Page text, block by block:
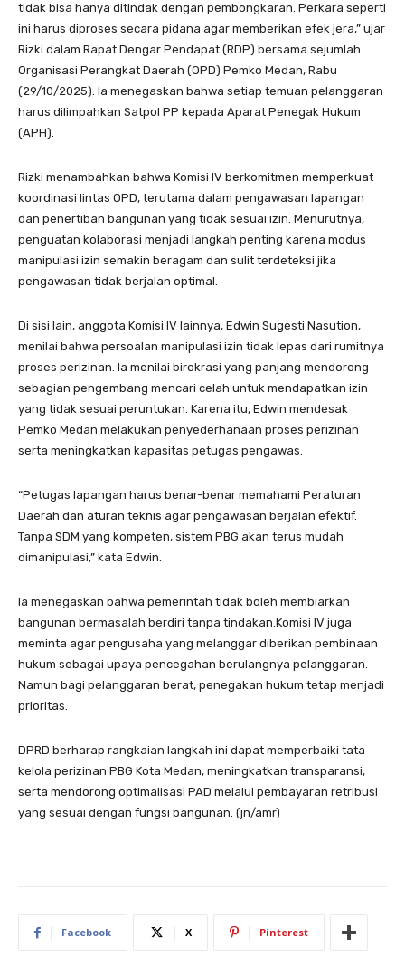
tidak bisa hanya ditindak dengan pembongkaran. Perkara seperti
ini harus diproses secara pidana agar memberikan efek jera,” ujar
Rizki dalam Rapat Dengar Pendapat (RDP) bersama sejumlah
Organisasi Perangkat Daerah (OPD) Pemko Medan, Rabu
(29/10/2025). Ia menegaskan bahwa setiap temuan pelanggaran
harus dilimpahkan Satpol PP kepada Aparat Penegak Hukum
(APH).
Rizki menambahkan bahwa Komisi IV berkomitmen memperkuat
koordinasi lintas OPD, terutama dalam pengawasan lapangan
dan penertiban bangunan yang tidak sesuai izin. Menurutnya,
penguatan kolaborasi menjadi langkah penting karena modus
manipulasi izin semakin beragam dan sulit terdeteksi jika
pengawasan tidak berjalan optimal.
Di sisi lain, anggota Komisi IV lainnya, Edwin Sugesti Nasution,
menilai bahwa persoalan manipulasi izin tidak lepas dari rumitnya
proses perizinan. Ia menilai birokrasi yang panjang mendorong
sebagian pengembang mencari celah untuk mendapatkan izin
yang tidak sesuai peruntukan. Karena itu, Edwin mendesak
Pemko Medan melakukan penyederhanaan proses perizinan
serta meningkatkan kapasitas petugas pengawas.
“Petugas lapangan harus benar-benar memahami Peraturan
Daerah dan aturan teknis agar pengawasan berjalan efektif.
Tanpa SDM yang kompeten, sistem PBG akan terus mudah
dimanipulasi,” kata Edwin.
Ia menegaskan bahwa pemerintah tidak boleh membiarkan
bangunan bermasalah berdiri tanpa tindakan.Komisi IV juga
meminta agar pengusaha yang melanggar diberikan pembinaan
hukum sebagai upaya pencegahan berulangnya pelanggaran.
Namun bagi pelanggaran berat, penegakan hukum tetap menjadi
prioritas.
DPRD berharap rangkaian langkah ini dapat memperbaiki tata
kelola perizinan PBG Kota Medan, meningkatkan transparansi,
serta mendorong optimalisasi PAD melalui pembayaran retribusi
yang sesuai dengan fungsi bangunan. (jn/amr)
Facebook X Pinterest